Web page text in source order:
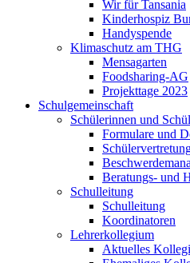
Wir für Tansania
Kinderhospiz
Handyspende
Klimaschutz am THG
Mensagarten
Foodsharing-AG
Projekttage 2023
Schulgemeinschaft
Schülerinnen und
Formulare und
Beratungs- und
Schulleitung
Schulleitung
Koordinatoren
Lehrerkollegium
Aktuelles